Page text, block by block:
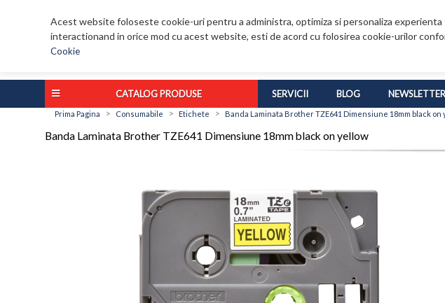
Acest website foloseste cookie-uri pentru a administra, optimiza si personaliza
interactionand in orice mod cu acest website, esti de acord cu folosirea cookie-urilor
Cookie
CATALOG PRODUSE SERVICII BLOG NEWSLETTER
Prima Pagina > Consumabile > Etichete > Banda Laminata Brother TZE641 Dimensiune 18mm black on
Banda Laminata Brother TZE641 Dimensiune 18mm black on yellow